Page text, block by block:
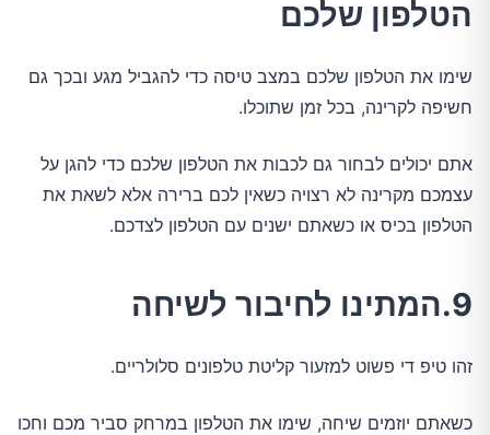
הטלפון שלכם
שימו את הטלפון שלכם במצב טיסה כדי להגביל מגע ובכך גם
חשיפה לקרינה, בכל זמן שתוכלו.
אתם יכולים לבחור גם לכבות את הטלפון שלכם כדי להגן על
עצמכם מקרינה לא רצויה כשאין לכם ברירה אלא לשאת את
הטלפון בכיס או כשאתם ישנים עם הטלפון לצדכם.
9.המתינו לחיבור לשיחה
זהו טיפ די פשוט למזעור קליטת טלפונים סלולריים.
כשאתם יוזמים שיחה, שימו את הטלפון במרחק סביר מכם וחכו